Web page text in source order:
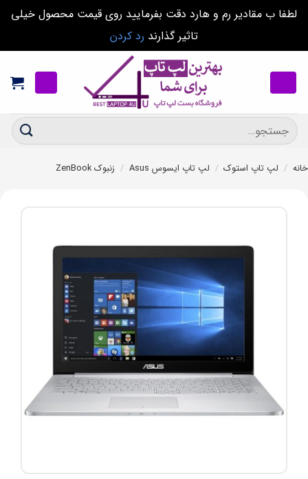
لطفا ب مقادیر رم و هارد دقت بفرمایید روی قیمت محصول خیلی
تاثیر گذارند رد کردن
content
جستجو
برای:
خانه / لپ تاپ استوک / لپ تاپ ایسوس Asus / زنبوک ZenBook